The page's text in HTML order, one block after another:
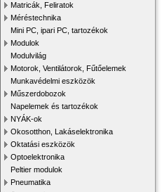
Matricák, Feliratok
Méréstechnika
Mini PC, ipari PC, tartozékok
Modulok
Modulvilág
Motorok, Ventilátorok, Fűtőelemek
Munkavédelmi eszközök
Műszerdobozok
Napelemek és tartozékok
NYÁK-ok
Okosotthon, Lakáselektronika
Oktatási eszközök
Optoelektronika
Peltier modulok
Pneumatika